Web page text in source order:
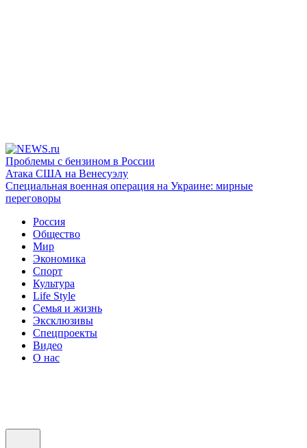
Проблемы с бензином в России
Атака США на Венесуэлу
Специальная военная операция на Украине: мирные
переговоры
Россия
Общество
Мир
Экономика
Спорт
Культура
Life Style
Семья и жизнь
Эксклюзивы
Спецпроекты
Видео
О нас